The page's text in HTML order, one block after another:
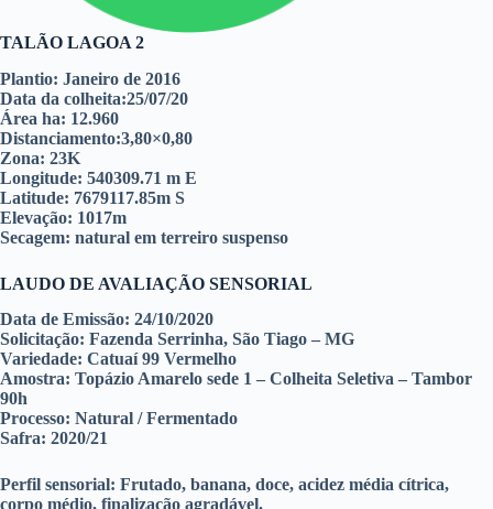
TALÃO LAGOA 2
Plantio: Janeiro de 2016
Data da colheita:25/07/20
Área ha: 12.960
Distanciamento:3,80×0,80
Zona: 23K
Longitude: 540309.71 m E
Latitude: 7679117.85m S
Elevação: 1017m
Secagem: natural em terreiro suspenso
LAUDO DE AVALIAÇÃO SENSORIAL
Data de Emissão: 24/10/2020
Solicitação: Fazenda Serrinha, São Tiago – MG
Variedade: Catuaí 99 Vermelho
Amostra: Topázio Amarelo sede 1 – Colheita Seletiva – Tambor
90h
Processo: Natural / Fermentado
Safra: 2020/21
Perfil sensorial: Frutado, banana, doce, acidez média cítrica,
corpo médio, finalização agradável.